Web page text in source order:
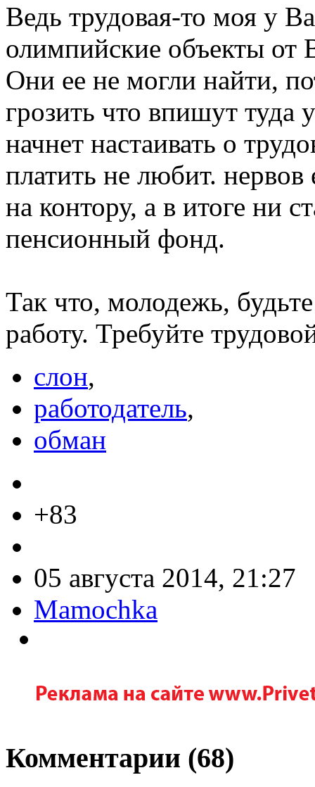
Ведь трудовая-то моя у
олимпийские объекты от
Они ее не могли найти,
грозить что впишут туда
начнет настаивать о
платить не любит.
на контору, а в итоге ни
пенсионный фонд.
Так что, молодежь,
работу. Требуйте
слон,
работодатель,
обман
+83
05 августа 2014, 21:27
Mamochka
Комментарии (68)